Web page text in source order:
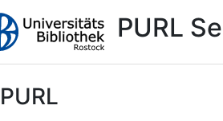
PURL
PURL